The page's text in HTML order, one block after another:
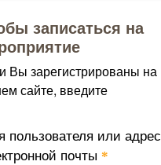
записаться на
Вы зарегистрированы на
сайте, введите
пользователя или адрес
почты *